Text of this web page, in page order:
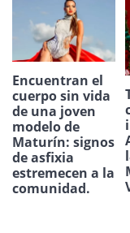
Encuentran el
cuerpo sin vida
de una joven
modelo de
Maturín: signos
de asfixia
estremecen a la
comunidad.